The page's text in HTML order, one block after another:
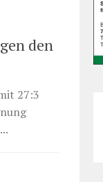
den
27:3